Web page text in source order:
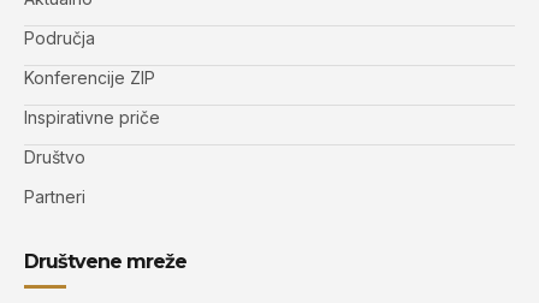
Područja
Konferencije ZIP
Inspirativne priče
Društvo
Partneri
Društvene mreže